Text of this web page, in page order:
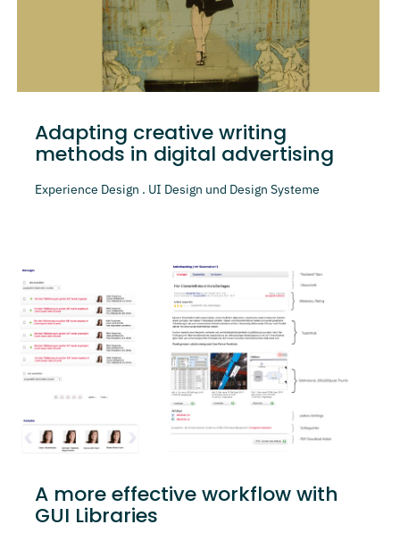
Adapting creative writing
methods in digital advertising
Experience Design . UI Design und Design Systeme
A more effective workflow with
GUI Libraries